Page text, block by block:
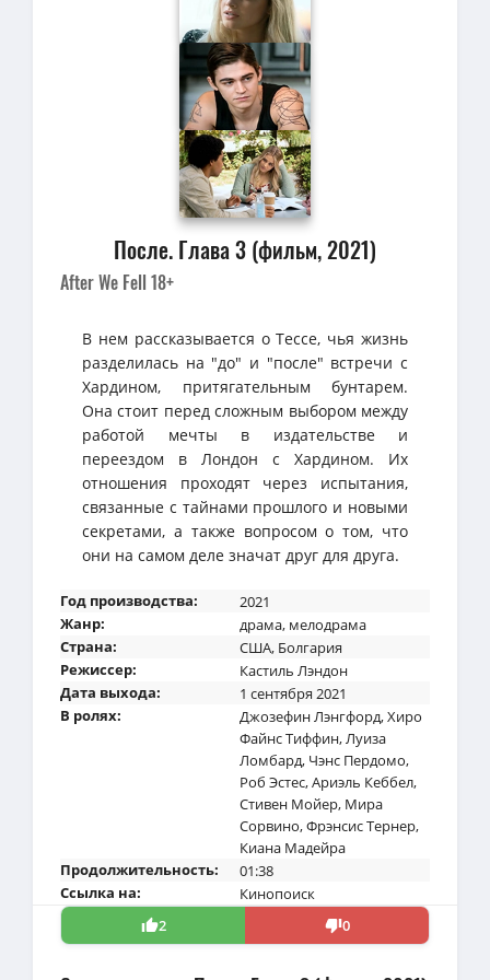
После. Глава 3 (фильм, 2021)
After We Fell 18+
В нем рассказывается о Тессе, чья жизнь
разделилась на "до" и "после" встречи с
Хардином, притягательным бунтарем.
Она стоит перед сложным выбором между
работой мечты в издательстве и
переездом в Лондон с Хардином. Их
отношения проходят через испытания,
связанные с тайнами прошлого и новыми
секретами, а также вопросом о том, что
они на самом деле значат друг для друга.
Год производства:
2021
Жанр:
драма, мелодрама
Страна:
США, Болгария
Режиссер:
Кастиль Лэндон
Дата выхода:
1 сентября 2021
В ролях:
Джозефин Лэнгфорд,Хиро
Файнс Тиффин,Луиза
Ломбард, Чэнс Пердомо,
Роб Эстес,Ариэль Кеббел,
Стивен Мойер, Мира
Сорвино,Фрэнсис Тернер,
Киана Мадейра
Продолжительность:
01:38
Ссылка на:
Кинопоиск
2
0